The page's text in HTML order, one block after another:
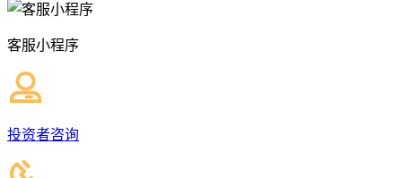
客服小程序
投资者咨询